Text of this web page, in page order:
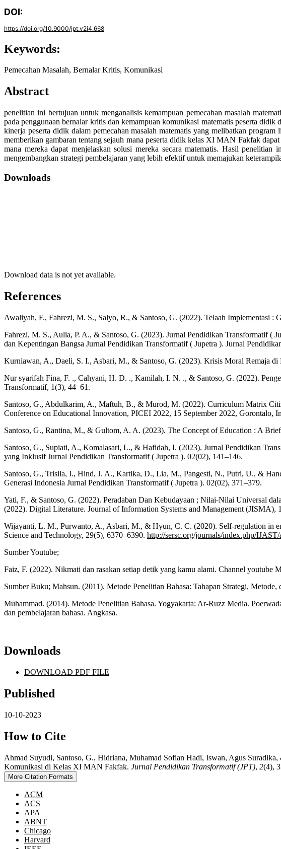
DOI:
https://doi.org/10.9000/jpt.v2i4.668
Keywords:
Pemecahan Masalah, Bernalar Kritis, Komunikasi
Abstract
penelitian ini bertujuan untuk menganalisis kemampuan pemecahan masalah
pada penggunaan bernalar kritis dan kemampuan komunikasi matematis peserta
kinerja peserta didik dalam pemecahan masalah matematis yang melibatkan
memberikan gambaran tentang sejauh mana peserta didik kelas XI MAN Fakfak
mana mereka dapat menjelaskan solusi mereka secara matematis. Hasil
mengembangkan strategi pembelajaran yang lebih efektif untuk memajukan
Downloads
Download data is not yet available.
References
Awaliyah, F., Fahrezi, M. S., Salyo, R., & Santoso, G. (2022). Telaah Implementasi :
Fahrezi, M. S., Aulia, P. A., & Santoso, G. (2023). Jurnal Pendidikan Transformatif (
dan Kepentingan Bangsa Jurnal Pendidikan Transformatif ( Jupetra ). Jurnal
Kurniawan, A., Daeli, S. I., Asbari, M., & Santoso, G. (2023). Krisis Moral Remaja
Nur syarifah Fina, F. ., Cahyani, H. D. ., Kamilah, I. N. ., & Santoso, G. (2022).
Transformatif, 1(3), 44–61.
Santoso, G., Abdulkarim, A., Maftuh, B., & Murod, M. (2022). Curriculum Matrix
Conference on Educational Innovation, PICEI 2022, 15 September 2022, Gorontalo,
Santoso, G., Rantina, M., & Gultom, A. A. (2023). The Concept of Education : A
Santoso, G., Supiati, A., Komalasari, L., & Hafidah, I. (2023). Jurnal Pendidikan
yang Inklusif Jurnal Pendidikan Transformatif ( Jupetra ). 02(02), 141–146.
Santoso, G., Trisila, I., Hind, J. A., Kartika, D., Lia, M., Pangesti, N., Putri, U., &
Generasi Indonesia Jurnal Pendidikan Transformatif ( Jupetra ). 02(02), 371–379.
Yati, F., & Santoso, G. (2022). Peradaban Dan Kebudayaan ; Nilai-Nilai Universal
(2022). Digital Literature. Journal of Information Systems and Management (JISMA),
Wijayanti, L. M., Purwanto, A., Asbari, M., & Hyun, C. C. (2020). Self-regulation in
Science and Technology, 29(5), 6370–6390. http://sersc.org/journals/index.php/
Sumber Youtube;
Faiz, F. (2022). Nikmati dan rasakan setiap detik yang kamu alami. Channel youtube
Sumber Buku; Mahsun. (2011). Metode Penelitian Bahasa: Tahapan Strategi,
Muhammad. (2014). Metode Penelitian Bahasa. Yogyakarta: Ar-Ruzz Media.
dan pembelajaran bahasa. Angkasa.
Downloads
DOWNLOAD PDF FILE
Published
10-10-2023
How to Cite
Ahmad Suyudi, Santoso, G., Hidriana, Muhamad Sofian Hadi, Iswan, Agus
Komunikasi di Kelas XI MAN Fakfak. Jurnal Pendidikan Transformatif (JPT), 2(4),
More Citation Formats
ACM
ACS
APA
ABNT
Chicago
Harvard